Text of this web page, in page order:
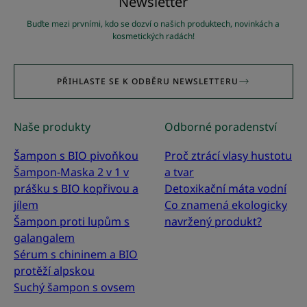
Buďte mezi prvními, kdo se dozví o našich produktech, novinkách a
kosmetických radách!
PŘIHLASTE SE K ODBĚRU NEWSLETTERU
Naše produkty
Šampon s BIO pivoňkou
Šampon-Maska 2 v 1 v
prášku s BIO kopřivou a
jílem
Šampon proti lupům s
galangalem
Sérum s chininem a BIO
protěží alpskou
Suchý šampon s ovsem
Odborné poradenství
Proč ztrácí vlasy hustotu
a tvar
Detoxikační máta vodní
Co znamená ekologicky
navržený produkt?